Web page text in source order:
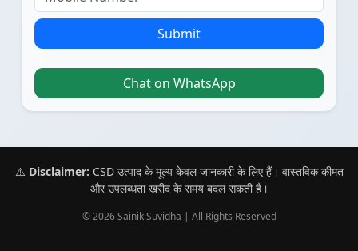
Submit
Chat on WhatsApp
⚠️ Disclaimer: CSD उत्पाद के मूल्य केवल जानकारी के लिए हैं। वास्तविक कीमत
और उपलब्धता खरीद के समय बदल सकती है।
© 2026 Sainik Suvidha | All Rights Reserved